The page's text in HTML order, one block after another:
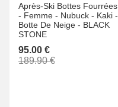
Après-Ski Bottes Fourrées
- Femme - Nubuck - Kaki -
Botte De Neige - BLACK
STONE
95.00 €
189.90 €